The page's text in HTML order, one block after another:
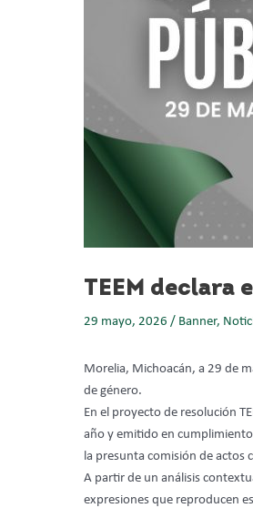
TEEM declara
29 mayo, 2026 / Banner,
Morelia, Michoacán, a 29 de
de género.
En el proyecto de resolución
año y emitido en cumplimiento
la presunta comisión de
A partir de un análisis
expresiones que reproducen